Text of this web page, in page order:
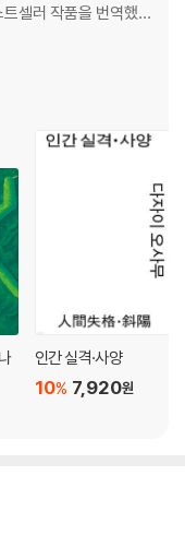
셀러 작품을 번역했
름의 재단』, 『반짝반
인간 실격·사양
7,920원
10%